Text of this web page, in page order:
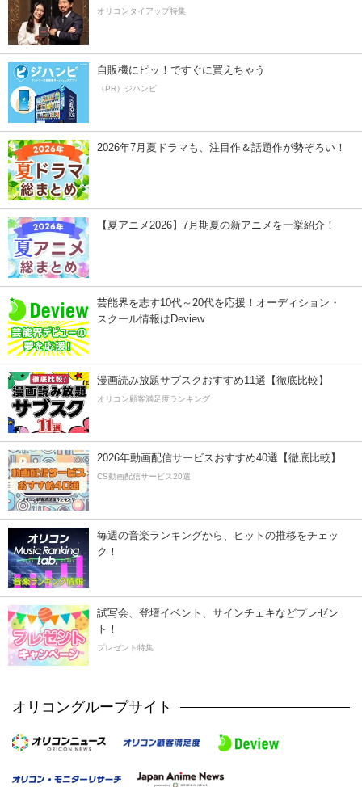
オリコンタイアップ特集
自販機にピッ！ですぐに買えちゃう
（PR）ジハンピ
2026年7月夏ドラマも、注目作＆話題作が勢ぞろい！
【夏アニメ2026】7月期夏の新アニメを一挙紹介！
芸能界を志す10代～20代を応援！オーディション・
スクール情報はDeview
漫画読み放題サブスクおすすめ11選【徹底比較】
オリコン顧客満足度ランキング
2026年動画配信サービスおすすめ40選【徹底比較】
CS動画配信サービス20選
毎週の音楽ランキングから、ヒットの推移をチェッ
ク！
試写会、登壇イベント、サインチェキなどプレゼン
ト！
プレゼント特集
オリコングループサイト